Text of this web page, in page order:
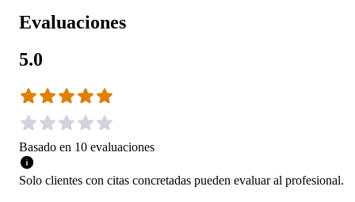
Evaluaciones
5.0
Basado en 10 evaluaciones
Solo clientes con citas concretadas pueden evaluar al profesional.